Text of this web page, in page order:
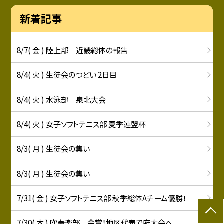
新着記事
8/7( 金 ) 陸上部 近畿総体の報告
8/4( 火 ) 生徒会のつどい 2日目
8/4( 火 ) 水泳部 泉北大会
8/4( 火 ) 女子ソフトテニス部 夏季連盟杯
8/3( 月 ) 生徒会の集い
8/3( 月 ) 生徒会の集い
7/31( 金 ) 女子ソフトテニス部 秋季総体Aチーム優勝！